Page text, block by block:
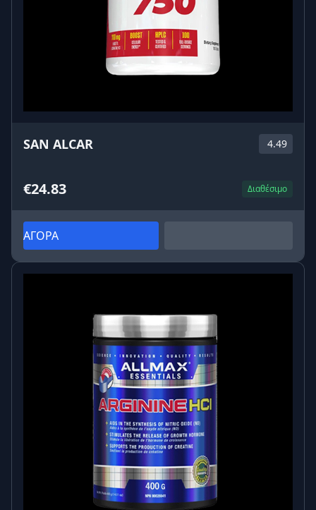
SAN ALCAR 4.49
€24.83 Διαθέσιμο
ΑΓΟΡΑ